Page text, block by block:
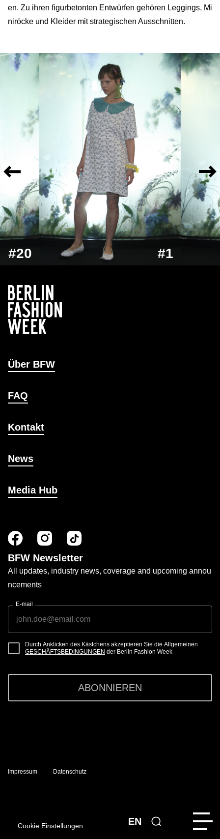
EN
en. Zu ihren figurbetonten Entwürfen gehören Leggings, Mi
niröcke und Kleider mit strategischen Ausschnitten.
#20 #1
Über BFW
FAQ
Kontakt
News
Media Hub
BFW Newsletter
All updates, industry news, coverage and upcoming annou
ncements
E-mail
Durch Anklicken des Kästchens akzeptieren Sie die Allgemeinen
GESCHÄFTSBEDINGUNGEN der Berlin Fashion Week
ABONNIEREN
Impressum Datenschutz
Cookie Einstellungen